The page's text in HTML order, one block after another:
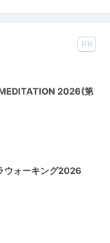
PR
2026(第
ウォーキング2026